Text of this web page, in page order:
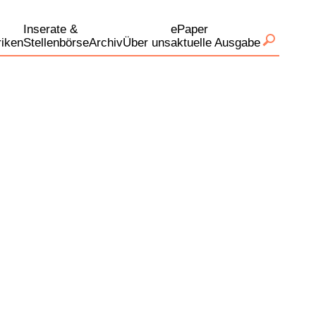
Inserate &
StellenbörseArchivÜber uns
ePaper
aktuelle Ausgabe